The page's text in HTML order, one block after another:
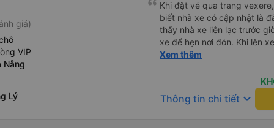
giá)
VIP
Nẵng
Lý
Khi đặt vé qua trang
biết nhà xe có cập nhật là
thấy nhà xe liên lạc trước
xe để hẹn nơi đón. Khi lên
trang vexere thì lúc đó nhà
tránh để khách sốt ruột, lo
Xem thêm
Thông tin chi tiết keyboard_arrow_down